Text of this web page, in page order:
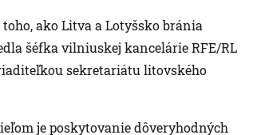
ako Litva a Lotyšsko bránia
šéfka vilniuskej kancelárie RFE/RL
sekretariátu litovského
je poskytovanie dôveryhodných